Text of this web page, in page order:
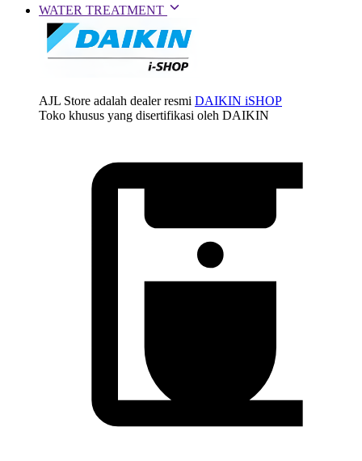
WATER TREATMENT
AJL Store adalah dealer resmi DAIKIN iSHOP
Toko khusus yang disertifikasi oleh DAIKIN